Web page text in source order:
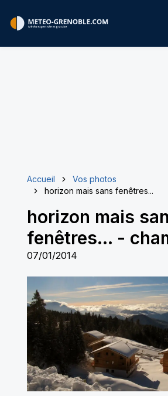
Accueil
Vos photos
horizon mais sans fenêtres...
horizon mais
fenêtres... -
07/01/2014